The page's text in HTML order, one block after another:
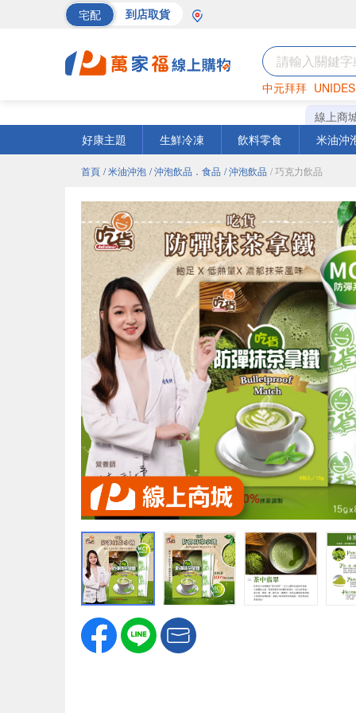
宅配 到店取貨
中元拜拜
罐頭 海苔
線上商
好康主題
生鮮冷凍 飲料零食 米油沖
首頁 / 米油沖泡 / 沖泡飲品．食品 / 沖泡飲品 / 巧克力飲品